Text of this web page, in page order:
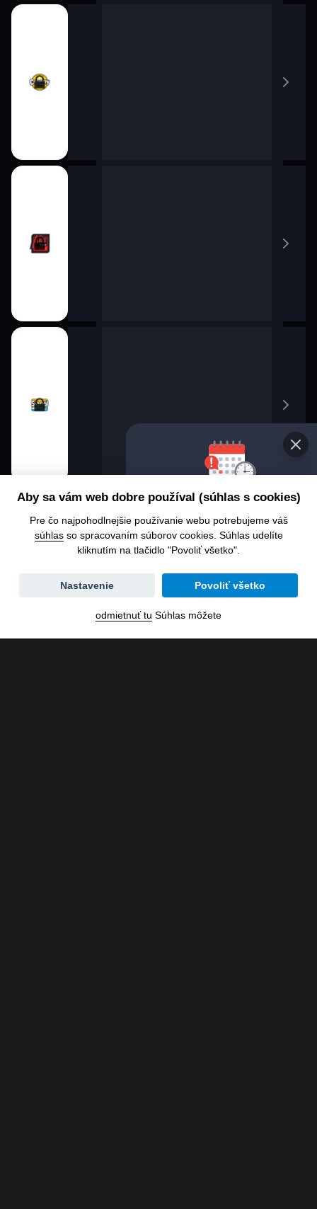
Zmena
dátumu
Aby sa vám web dobre používal (súhlas s cookies)
Pre čo najpohodlnejšie používanie webu potrebujeme váš
súhlasso spracovaním súborov cookies. Súhlas udelíte
kliknutím na tlačidlo "Povoliť všetko".
Povoliť všetko
Nastavenie
odmietnuť tu Súhlas môžete